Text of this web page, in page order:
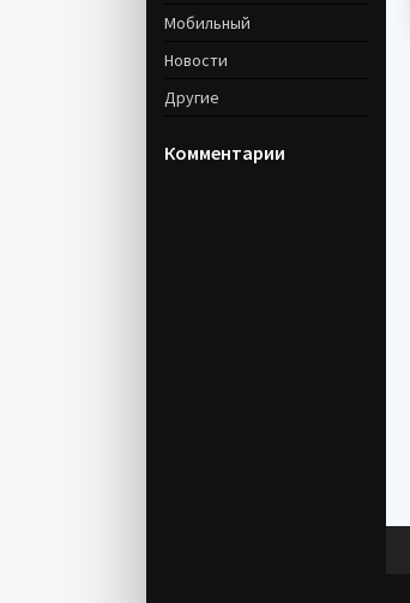
Мобильный
Новости
Другие
Комментарии